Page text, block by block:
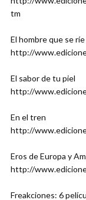
tm
El hombre que se
http://
El sabor de tu piel
http://
En el tren
http://
Eros de Europa y
http://
Freakciones: 6